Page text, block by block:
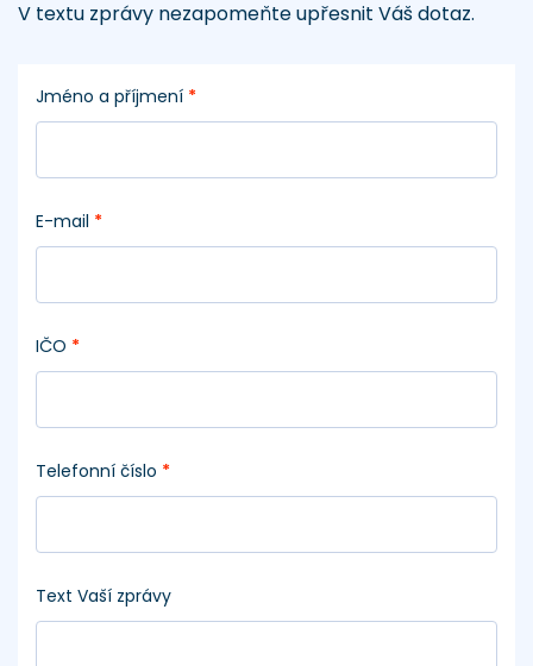
V textu zprávy nezapomeňte upřesnit Váš dotaz.
Jméno a příjmení *
E-mail *
IČO *
Telefonní číslo *
Text Vaší zprávy